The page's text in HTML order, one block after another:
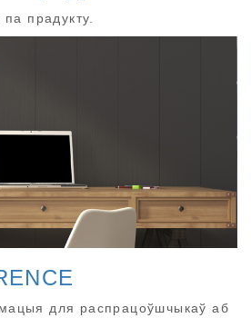
па прадукту.
для распрацоўшчыкаў аб